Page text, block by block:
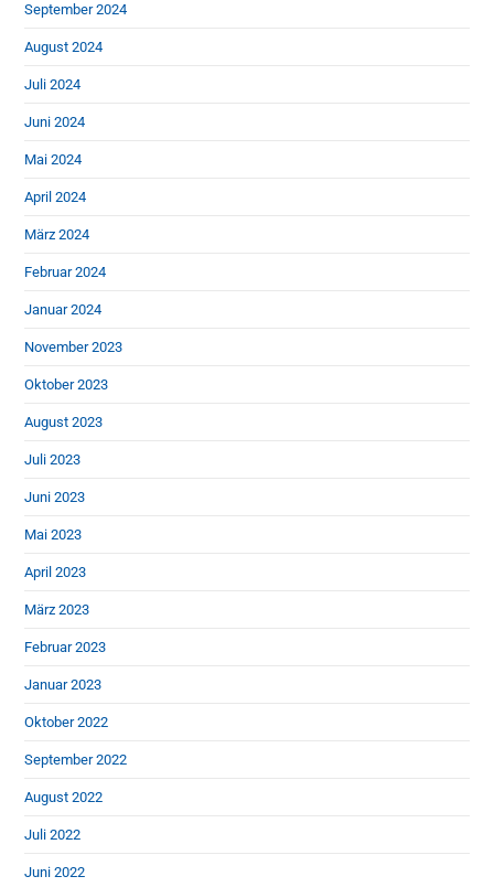
September 2024
August 2024
Juli 2024
Juni 2024
Mai 2024
April 2024
März 2024
Februar 2024
Januar 2024
November 2023
Oktober 2023
August 2023
Juli 2023
Juni 2023
Mai 2023
April 2023
März 2023
Februar 2023
Januar 2023
Oktober 2022
September 2022
August 2022
Juli 2022
Juni 2022